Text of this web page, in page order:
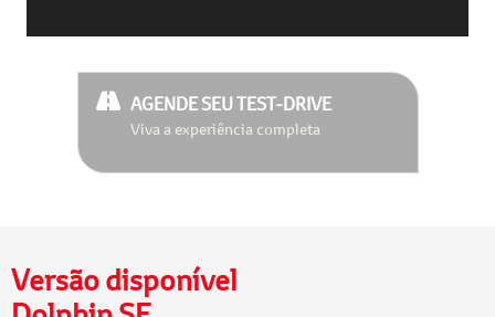
AGENDE SEU TEST-DRIVE
Viva a experiência completa
Versão disponível